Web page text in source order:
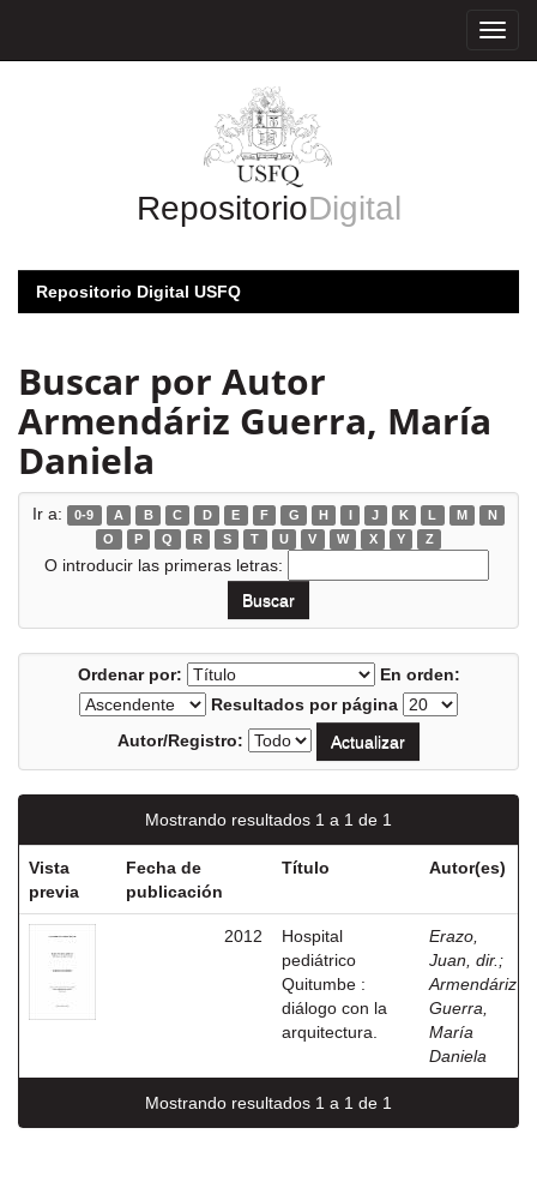
RepositorioDigital
Repositorio Digital USFQ
Buscar por Autor
Armendáriz Guerra, María
Daniela
Ir a: 0-9 A B C D E F G H I J K L M
N
O
P Q R S T U V W X Y Z
O introducir las primeras letras:
Ordenar por:
En orden:
Resultados por página
Autor/Registro:
Mostrando resultados 1 a 1 de 1
Vista
previa
Fecha de
publicación
Título Autor(es)
2012
Hospital
pediátrico
Quitumbe :
diálogo con la
arquitectura.
Erazo,
Juan, dir. ;
Armendáriz
Guerra,
María
Daniela
Mostrando resultados 1 a 1 de 1